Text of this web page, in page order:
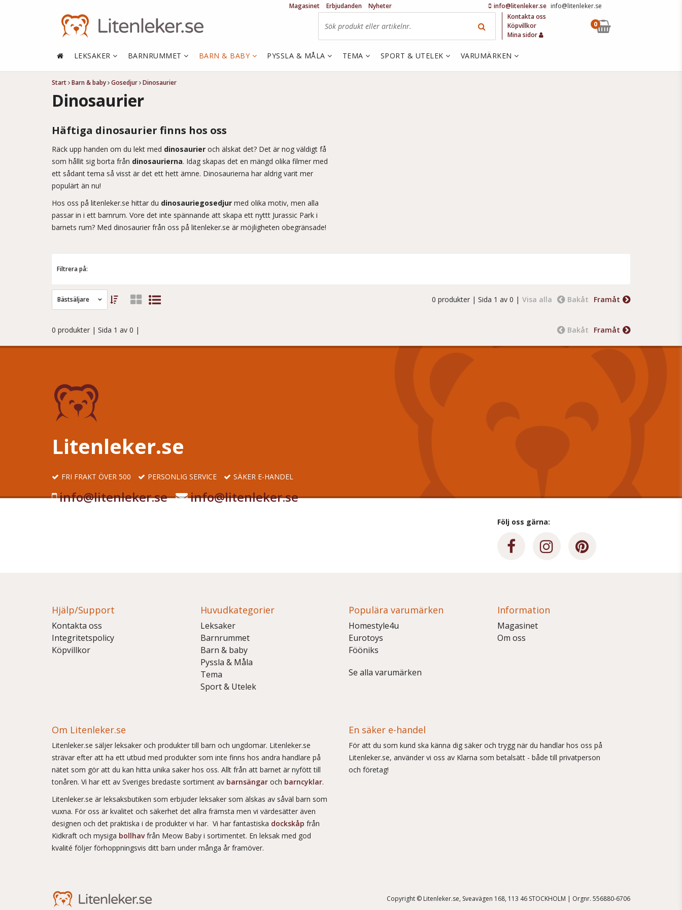
Start Barn & baby Gosedjur Dinosaurier
Dinosaurier
Häftiga dinosaurier finns hos oss
Räck upp handen om du lekt med dinosaurier och älskat det? Det är nog väldigt få
som hållit sig borta från dinosaurierna. Idag skapas det en mängd olika filmer med
ett sådant tema så visst är det ett hett ämne. Dinosaurierna har aldrig varit mer
populärt än nu!
Hos oss på litenleker.se hittar du dinosauriegosedjur med olika motiv, men alla
passar in i ett barnrum. Vore det inte spännande att skapa ett nyttt Jurassic Park i
barnets rum? Med dinosaurier från oss på litenleker.se är möjligheten obegränsade!
Filtrera på:
Bästsäljare Framåt
Bakåt
Visa alla
0 produkter | Sida 1 av 0 |
0 produkter | Sida 1 av 0 | Framåt
Bakåt
Litenleker.se
FRI FRAKT ÖVER 500 PERSONLIG SERVICE SÄKER E-HANDEL
info@litenleker.se info@litenleker.se
Följ oss gärna:
Hjälp/Support
Kontakta oss
Integritetspolicy
Köpvillkor
Huvudkategorier
Leksaker
Barnrummet
Barn & baby
Pyssla & Måla
Tema
Sport & Utelek
Populära varumärken
Homestyle4u
Eurotoys
Fööniks
Se alla varumärken
Information
Magasinet
Om oss
Om Litenleker.se
Litenleker.se säljer leksaker och produkter till barn och ungdomar. Litenleker.se
strävar efter att ha ett utbud med produkter som inte finns hos andra handlare på
nätet som gör att du kan hitta unika saker hos oss. Allt från att barnet är nyfött till
tonåren. Vi har ett av Sveriges bredaste sortiment av barnsängar och barncyklar.
Litenleker.se är leksaksbutiken som erbjuder leksaker som älskas av såväl barn som
vuxna. För oss är kvalitet och säkerhet det allra främsta men vi värdesätter även
designen och det praktiska i de produkter vi har. Vi har fantastiska dockskåp från
Kidkraft och mysiga bollhavfrån Meow Baby i sortimentet. En leksak med god
kvalité följer förhoppningsvis ditt barn under många år framöver.
En säker e-handel
För att du som kund ska känna dig säker och trygg när du handlar hos oss på
Litenleker.se, använder vi oss av Klarna som betalsätt - både till privatperson
och företag!
Copyright © Litenleker.se, Sveavägen 168, 113 46 STOCKHOLM | Orgnr. 556880-6706
info@litenleker.se info@litenleker.se
Magasinet Erbjudanden
Nyheter
Kontakta oss
Köpvillkor
Mina sidor
0
LEKSAKER BARNRUMMET BARN & BABY PYSSLA & MÅLA TEMA SPORT & UTELEK VARUMÄRKEN